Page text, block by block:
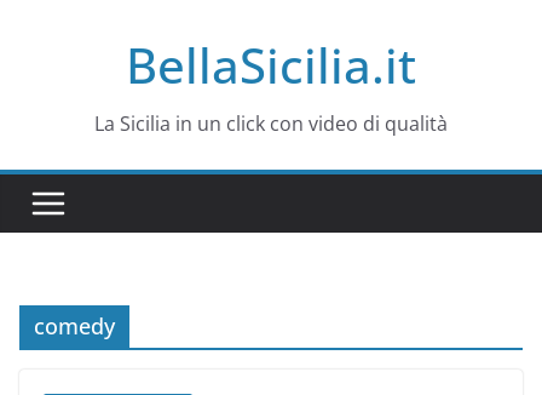
BellaSicilia.it
La Sicilia in un click con video di qualità
comedy